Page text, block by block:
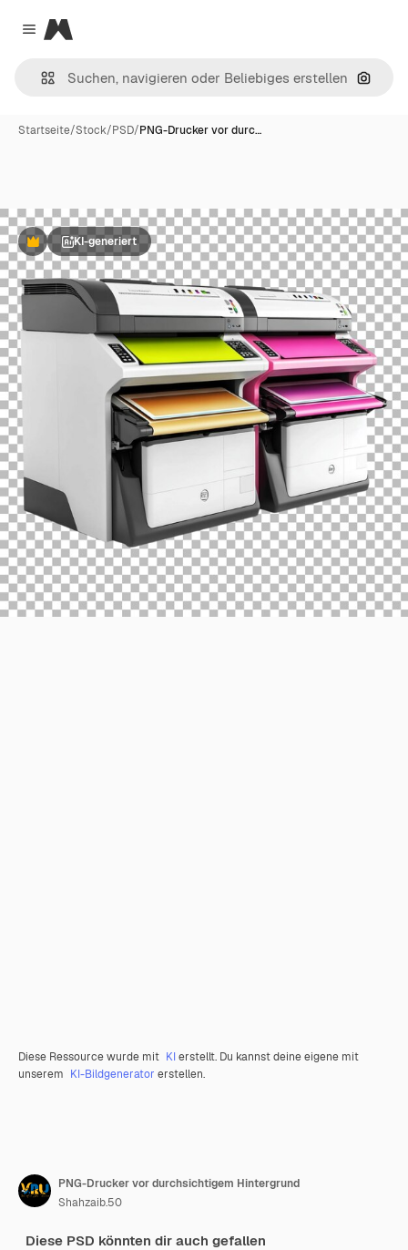
Close menu
Magnific
Nach
Startseite/Stock/PSD/PNG-Drucker vor durc…
PremiumKI-generiert
Diese Ressource wurde mit KIerstellt. Du kannst deine eigene mit
unserem KI-Bildgenerator erstellen.
PNG-Drucker vor durchsichtigem Hintergrund
Shahzaib.50
Diese PSD könnten dir auch gefallen